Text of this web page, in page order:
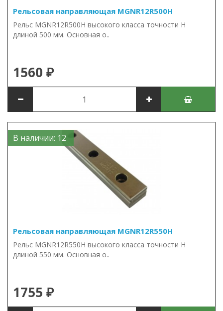
Рельсовая направляющая MGNR12R500H
Рельс MGNR12R500H высокого класса точности H
длиной 500 мм. Основная о..
1560 ₽
В наличии: 12
Рельсовая направляющая MGNR12R550H
Рельс MGNR12R550H высокого класса точности H
длиной 550 мм. Основная о..
1755 ₽